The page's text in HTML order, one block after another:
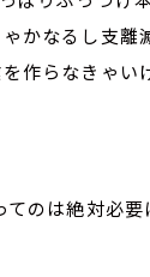
かなるし支離
作らなきゃい
てのは絶対必